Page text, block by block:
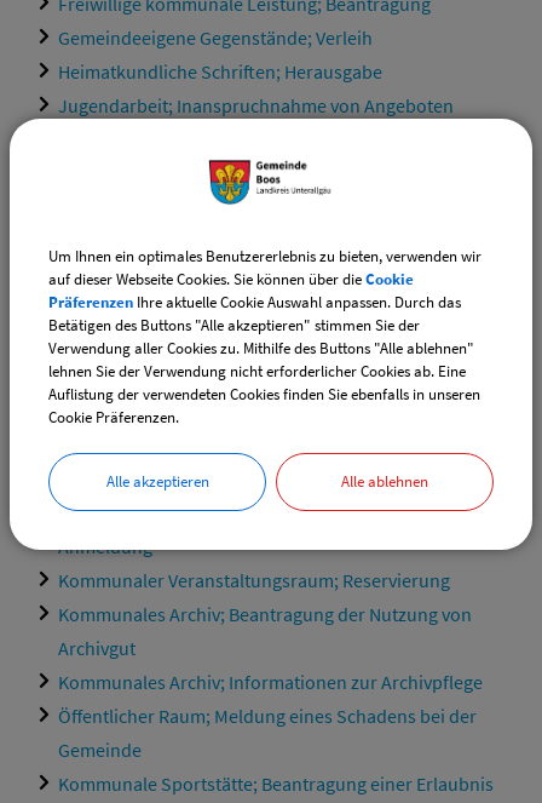
Gemeindeeigene Gegenstände; Verleih
Heimatkundliche Schriften; Herausgabe
Jugendarbeit; Inanspruchnahme von Angeboten
Kommunale Ferienangebote; Informationen und
Kommunale Liegenschaftsverwaltung; Informationen
Kommunale öffentliche Einrichtungen; Erlass einer
Benutzungsordnung
Kommunale öffentliche Einrichtungen; Zahlung der
Benutzungsgebühren
Kommunale Registraturarbeiten; Informationen
Kommunale Veranstaltungen; Informationen und
Anmeldung
Kommunaler Veranstaltungsraum; Reservierung
Kommunales Archiv; Beantragung der Nutzung von
Archivgut
Kommunales Archiv; Informationen zur Archivpflege
Öffentlicher Raum; Meldung eines Schadens bei der
Gemeinde
Kommunale Sportstätte; Beantragung einer Erlaubnis
Um Ihnen ein optimales Benutzererlebnis zu bieten, verwenden wir
auf dieser Webseite Cookies. Sie können über dieCookie
Präferenzen Ihre aktuelle Cookie Auswahl anpassen. Durch das
Betätigen des Buttons "Alle akzeptieren" stimmen Sie der
Verwendung aller Cookies zu. Mithilfe des Buttons "Alle ablehnen"
lehnen Sie der Verwendung nicht erforderlicher Cookies ab. Eine
Auflistung der verwendeten Cookies finden Sie ebenfalls in unseren
Cookie Präferenzen.
Alle akzeptieren Alle ablehnen